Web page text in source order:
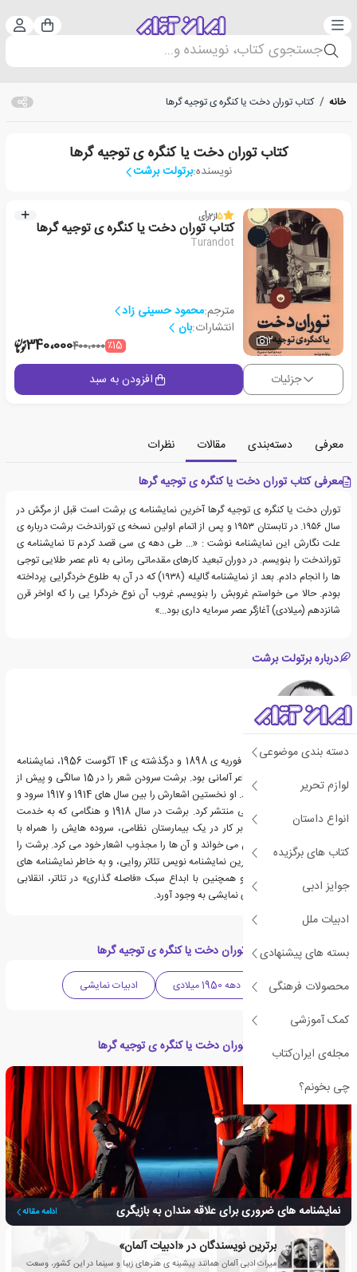
دسته‌بندی سبد
جستجوی کتاب، نویسنده و...
دسته بندی موضوعی
لوازم تحریر
انواع داستان
کتاب های برگزیده
جوایز ادبی
ادبیات ملل
بسته های پیشنهادی
محصولات فرهنگی
کمک آموزشی
مجله‌ی ایران‌کتاب
چی بخونم؟
خانه / کتاب توران دخت یا کنگره ی توجیه گرها
کتاب توران دخت یا کنگره ی توجیه گرها
نویسنده:برتولت برشت
2
5از2رأی
کتاب توران دخت یا کنگره ی توجیه گرها
Turandot
مترجم:محمود حسینی زاد
انتشارات:بان
٪15400،000340،000
جزئیات افزودن به سبد
معرفی دسته‌بندی مقالات
نظرات
معرفی کتاب توران دخت یا کنگره ی توجیه گرها
توران دخت یا کنگره ی توجیه گرها آخرین نمایشنامه ی برشت است قبل از مرگش در
سال ۱۹۵۶. در تابستان ۱۹۵۳ و پس از اتمام اولین نسخه ی توراندخت برشت درباره ی
علت نگارش این نمایشنامه نوشت : «... طی دهه ی سی قصد کردم تا نمایشنامه ی
توراندخت را بنویسم. در دوران تبعید کارهای مقدماتی رمانی به نام عصر طلایی توجی
ها را انجام دادم. بعد از نمایشنامه گالیله (۱۹۳۸) که در آن به طلوع خردگرایی پرداخته
بودم. حالا می خواستم غروبش را بنویسم٬ غروب آن نوع خردگرا یی را که اواخر قرن
شانزدهم (میلادی) آغازگر عصر سرمایه داری بود...»
درباره برتولت برشت
برتولت برشت، زاده ی 10 فوریه ی 1898 و درگذشته ی 14 آگوست 1956، نمایشنامه
نویس، کارگردان تئاتر و شاعر آلمانی بود. برشت سرودن شعر را در 15 سالگی و پیش از
نمایشنامه نویسی آغاز کرد. او نخستین اشعارش را بین سال های 1914 و 1917 سرود و
آن ها را در نشریات محلی منتشر کرد. برشت در سال 1918 و هنگامی که به خدمت
سربازی اعزام شد، علاوه بر کار در یک بیمارستان نظامی، سروده هایش را همراه با
نواختن گیتار برای سربازان می خواند و آن ها را مجذوب اشعار خود می کرد. برشت را
بیشتر به عنوان برجسته ترین نمایشنامه نویس تئاتر روایی، و به خاطر نمایشنامه های
مشهورش می شناسند. او همچنین با ابداع سبک «فاصله گذاری» در تئاتر، انقلابی
بزرگ را در زمینه ی هنرهای نمایشی به وجود آورد.
دسته بندی های کتاب توران دخت یا کنگره ی توجیه گرها
ادبیات آلمان دهه 1950 میلادی ادبیات نمایشی
مقالات مرتبط با کتاب توران دخت یا کنگره ی توجیه گرها
نمایشنامه های ضروری برای علاقه مندان به بازیگری ادامه مقاله
برترین نویسندگان در «ادبیات آلمان»
میراث ادبی آلمان همانند پیشینه ی هنرهای زیبا و سینما در این کشور، وسعت